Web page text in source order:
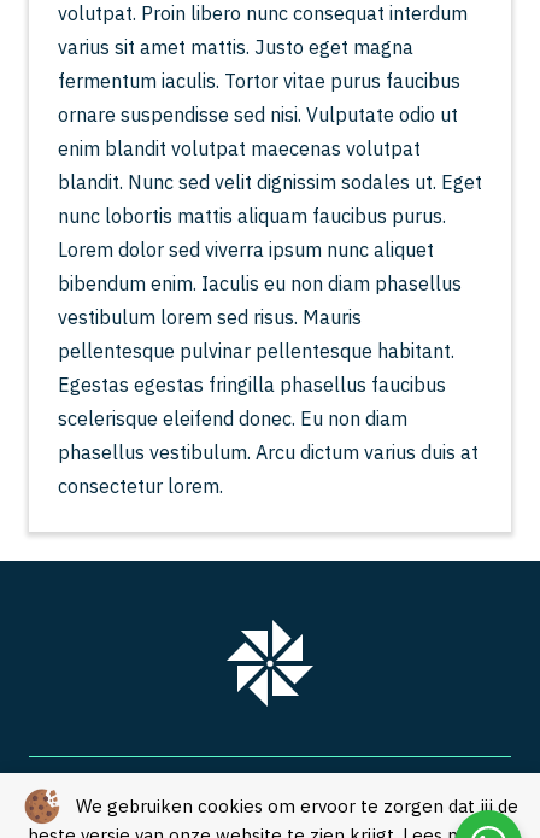
We gebruiken cookies om ervoor te zorgen dat jij de
volutpat. Proin libero nunc consequat interdum
varius sit amet mattis. Justo eget magna
fermentum iaculis. Tortor vitae purus faucibus
ornare suspendisse sed nisi. Vulputate odio ut
enim blandit volutpat maecenas volutpat
blandit. Nunc sed velit dignissim sodales ut. Eget
nunc lobortis mattis aliquam faucibus purus.
Lorem dolor sed viverra ipsum nunc aliquet
bibendum enim. Iaculis eu non diam phasellus
vestibulum lorem sed risus. Mauris
pellentesque pulvinar pellentesque habitant.
Egestas egestas fringilla phasellus faucibus
scelerisque eleifend donec. Eu non diam
phasellus vestibulum. Arcu dictum varius duis at
consectetur lorem.